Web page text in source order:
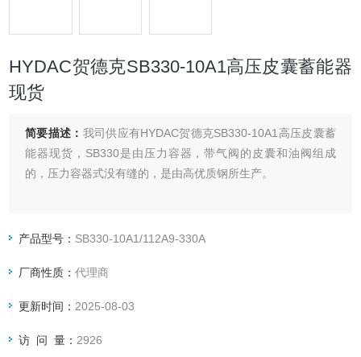
HYDAC贺德克SB330-10A1高压皮囊蓄能器
现货
简要描述： 我司供应有HYDAC贺德克SB330-10A1高压皮囊蓄
能器现货，SB330是由压力容器，带气阀的皮囊和油阀组成
的，压力容器式没有缝的，是由高优质钢所生产。
产品型号： SB330-10A1/112A9-330A
厂商性质：代理商
更新时间： 2025-08-03
访 问 量： 2926